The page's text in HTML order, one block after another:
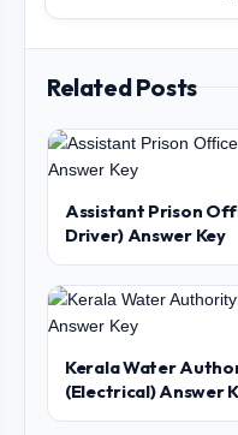
Related Posts
Assistant Prison
Driver) Answer Key
Kerala Water
(Electrical) Answer